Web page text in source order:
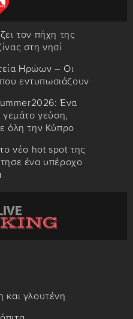
τον πήχη της
στη νησί
Ηρώων – Οι
εντυπωσιάζουν
Ένα
γεμάτο γεύση,
όλη την Κύπρο
νέο hot spot της
ένα υπέροχο
και γλουτένη